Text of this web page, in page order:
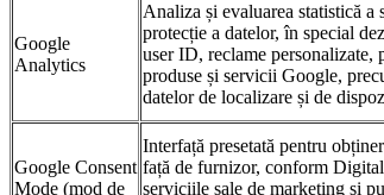
Google
Analytics
Analiza și evaluarea statistică
protecție a datelor, în special
user ID, reclame personalizate,
produse și servicii Google,
datelor de localizare și de
Google Consent
Mode (mod de
Interfață presetată pentru
față de furnizor, conform
serviciile sale de marketing și